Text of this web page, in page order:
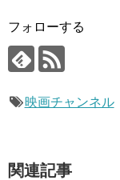
フォローする
映画チャンネル
関連記事